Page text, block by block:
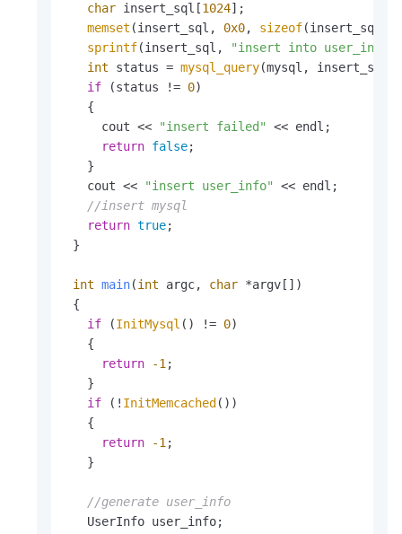
char insert_sql[1024];
memset (insert_sql, 0x0, sizeof(insert_sql));
sprintf(insert_sql,
"insert into
int status = mysql_query(mysql, insert_sql);
if (status != 0)
   {
     cout <<
"insert failed"
<< endl;
return false;
   }
   cout <<
"insert user_info"
<< endl;
//insert mysql
return true;
}
int main(int argc, char *argv[])
{
if (InitMysql () != 0)
   {
return
-1 ;
   }
if (! InitMemcached ())
   {
return
-1 ;
   }
//generate user_info
   UserInfo user_info;